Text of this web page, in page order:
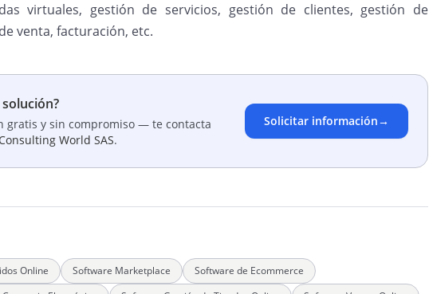
virtuales, gestión de servicios, gestión de clientes, gestión de
venta, facturación, etc.
gratis y sin compromiso — te contacta
World SAS.
Solicitar información→
Online Software Marketplace
Software de Ecommerce